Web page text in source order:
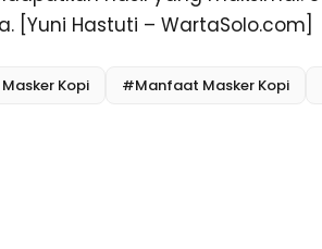
Hastuti – WartaSolo.com]
Kopi #Manfaat Masker Kopi